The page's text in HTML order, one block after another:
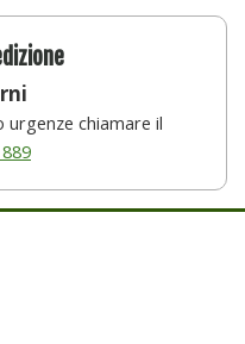
chiamare il